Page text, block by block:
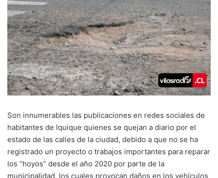
Son innumerables las publicaciones en redes sociales de
habitantes de Iquique quienes se quejan a diario por el
estado de las calles de la ciudad, debido a que no se ha
registrado un proyecto o trabajos importantes para reparar
los “hoyos” desde el año 2020 por parte de la
municipalidad, los cuales provocan daños en los vehículos